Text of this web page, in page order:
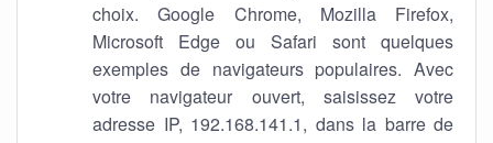
choix. Google Chrome, Mozilla Firefox,
Microsoft Edge ou Safari sont quelques
exemples de navigateurs populaires. Avec
votre navigateur ouvert, saisissez votre
adresse IP, 192.168.141.1, dans la barre de